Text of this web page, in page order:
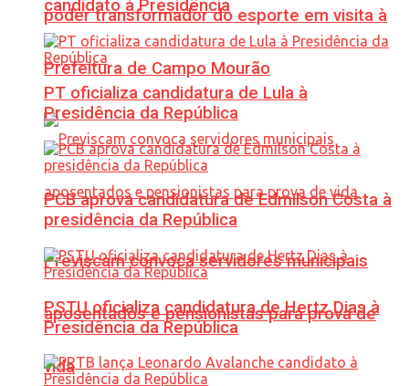
poder transformador do esporte em visita à
Prefeitura de Campo Mourão
Previscam convoca servidores municipais
aposentados e pensionistas para prova de
vida
candidato à Presidência
PT oficializa candidatura de Lula à
Presidência da República
PCB aprova candidatura de Edmilson Costa à
presidência da República
PSTU oficializa candidatura de Hertz Dias à
Presidência da República